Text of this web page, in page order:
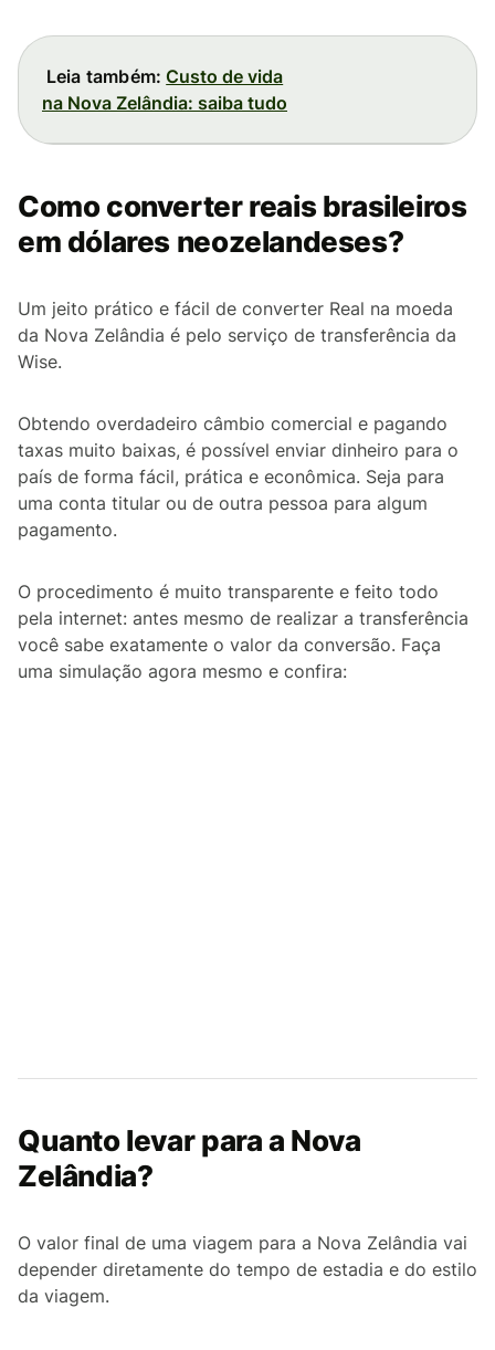
Leia também: Custo de vida
na Nova Zelândia: saiba tudo
Como converter reais brasileiros
em dólares neozelandeses?
Um jeito prático e fácil de converter Real na moeda
da Nova Zelândia é pelo serviço de transferência da
Wise.
Obtendo overdadeiro câmbio comercial e pagando
taxas muito baixas, é possível enviar dinheiro para o
país de forma fácil, prática e econômica. Seja para
uma conta titular ou de outra pessoa para algum
pagamento.
O procedimento é muito transparente e feito todo
pela internet: antes mesmo de realizar a transferência
você sabe exatamente o valor da conversão. Faça
uma simulação agora mesmo e confira:
Quanto levar para a Nova
Zelândia?
O valor final de uma viagem para a Nova Zelândia vai
depender diretamente do tempo de estadia e do estilo
da viagem.